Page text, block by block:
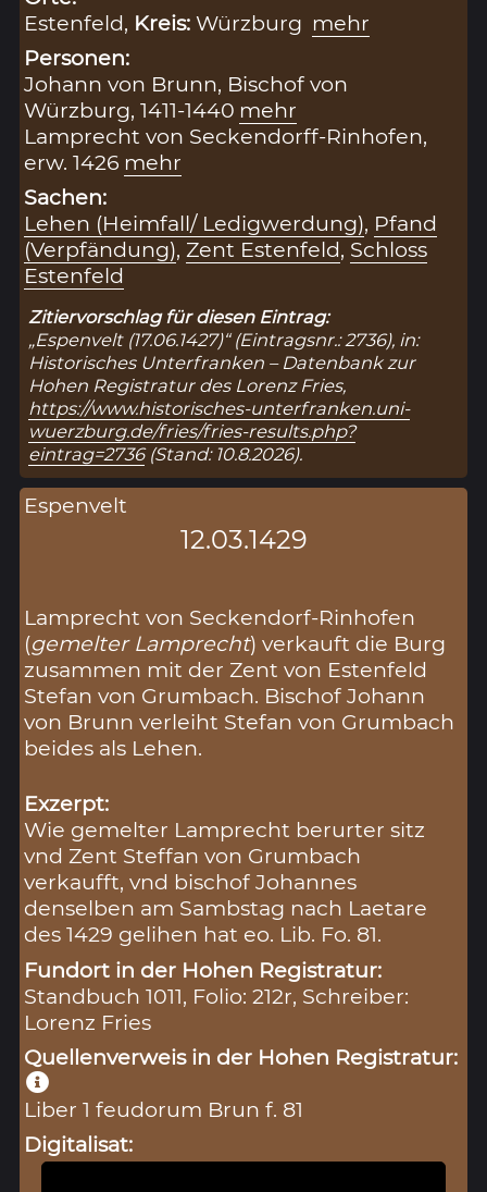
Estenfeld, Kreis:Würzburg mehr
Personen:
Johann von Brunn, Bischof von
Würzburg, 1411-1440 mehr
Lamprecht von Seckendorff-Rinhofen,
erw. 1426 mehr
Sachen:
Lehen (Heimfall/ Ledigwerdung), Pfand
(Verpfändung),Zent Estenfeld, Schloss
Estenfeld
Zitiervorschlag für diesen Eintrag:
„Espenvelt (17.06.1427)“ (Eintragsnr.: 2736), in:
Historisches Unterfranken – Datenbank zur
Hohen Registratur des Lorenz Fries,
https://www.historisches-unterfranken.uni-
wuerzburg.de/fries/fries-results.php?
eintrag=2736(Stand: 10.8.2026).
Espenvelt
12.03.1429
Lamprecht von Seckendorf-Rinhofen
(gemelter Lamprecht) verkauft die Burg
zusammen mit der Zent von Estenfeld
Stefan von Grumbach. Bischof Johann
von Brunn verleiht Stefan von Grumbach
beides als Lehen.
Exzerpt:
Wie gemelter Lamprecht berurter sitz
vnd Zent Steffan von Grumbach
verkaufft, vnd bischof Johannes
denselben am Sambstag nach Laetare
des 1429 gelihen hat eo. Lib. Fo. 81.
Fundort in der Hohen Registratur:
Standbuch 1011, Folio: 212r, Schreiber:
Lorenz Fries
Quellenverweis in der Hohen Registratur:
Liber 1 feudorum Brun f. 81
Digitalisat: